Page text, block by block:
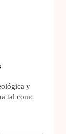
y
tal como